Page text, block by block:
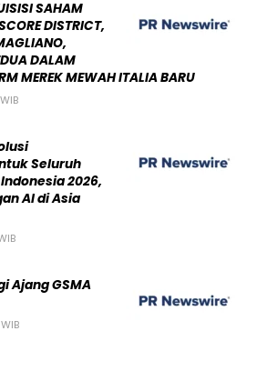
SAHAM
DISTRICT,
DALAM
MEREK MEWAH ITALIA BARU
Seluruh
2026,
AI di Asia
Ajang GSMA